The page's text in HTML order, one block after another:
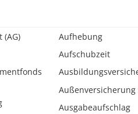
(AG)
Aufhebung
Aufschubzeit
Außenversicherung
Ausgabeaufschlag